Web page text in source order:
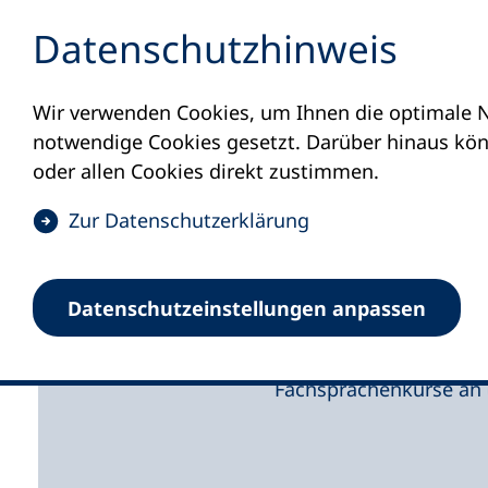
Datenschutz­hinweis
Wir verwenden Cookies, um Ihnen die optimale
notwendige Cookies gesetzt. Darüber hinaus
oder allen Cookies direkt zustimmen.
Zur Datenschutz­erklärung
Datenschutz­einstellungen anpassen
Startseite Unsere Themen
Zurück in
Fachsprachenkurse